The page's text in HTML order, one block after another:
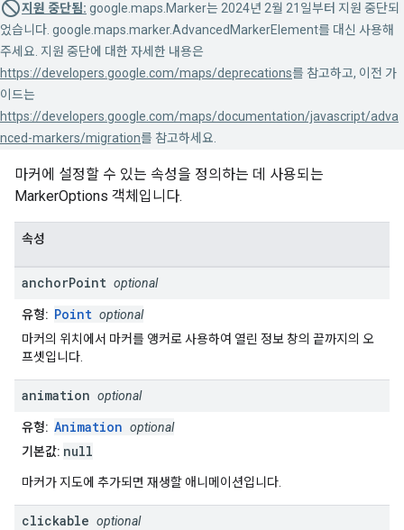
지원 중단됨: google.maps.Marker는 2024년 2월 21일부터 지원 중단되
었습니다. google.maps.marker.AdvancedMarkerElement를 대신 사용해
주세요. 지원 중단에 대한 자세한 내용은
https://developers.google.com/maps/deprecations를 참고하고, 이전 가
이드는
https://developers.google.com/maps/documentation/javascript/adva
nced-markers/migration를 참고하세요.
마커에 설정할 수 있는 속성을 정의하는 데 사용되는
MarkerOptions 객체입니다.
속성
anchorPoint optional
유형: Point optional
마커의 위치에서 마커를 앵커로 사용하여 열린 정보 창의 끝까지의 오
프셋입니다.
animation optional
유형: Animation optional
기본값: null
마커가 지도에 추가되면 재생할 애니메이션입니다.
clickable optional